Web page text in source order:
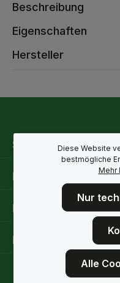
Beschreibung
Eigenschaften
Hersteller
Service-Hotline
Rechtliche
Informationen
Folge uns
Diese Website
bestmögliche
Mehr
Nur
Alle